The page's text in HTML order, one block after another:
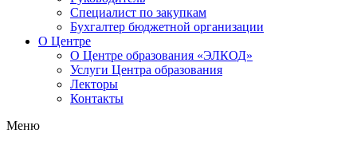
Специалист по закупкам
Бухгалтер бюджетной организации
О Центре
О Центре образования «ЭЛКОД»
Услуги Центра образования
Лекторы
Контакты
Меню